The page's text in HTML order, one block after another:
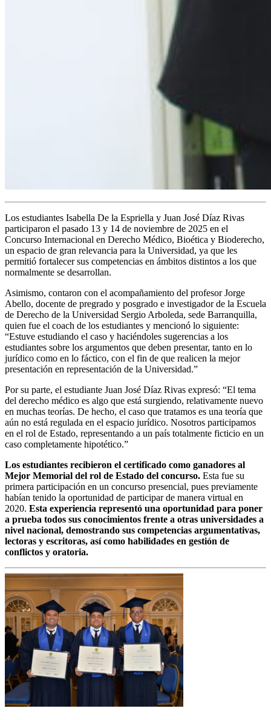
Los estudiantes Isabella De la Espriella y Juan José Díaz Rivas
participaron el pasado 13 y 14 de noviembre de 2025 en el
Concurso Internacional en Derecho Médico, Bioética y Bioderecho,
un espacio de gran relevancia para la Universidad, ya que les
permitió fortalecer sus competencias en ámbitos distintos a los que
normalmente se desarrollan.
Asimismo, contaron con el acompañamiento del profesor Jorge
Abello, docente de pregrado y posgrado e investigador de la Escuela
de Derecho de la Universidad Sergio Arboleda, sede Barranquilla,
quien fue el coach de los estudiantes y mencionó lo siguiente:
“Estuve estudiando el caso y haciéndoles sugerencias a los
estudiantes sobre los argumentos que deben presentar, tanto en lo
jurídico como en lo fáctico, con el fin de que realicen la mejor
presentación en representación de la Universidad.”
Por su parte, el estudiante Juan José Díaz Rivas expresó: “El tema
del derecho médico es algo que está surgiendo, relativamente nuevo
en muchas teorías. De hecho, el caso que tratamos es una teoría que
aún no está regulada en el espacio jurídico. Nosotros participamos
en el rol de Estado, representando a un país totalmente ficticio en un
caso completamente hipotético.”
Los estudiantes recibieron el certificado como ganadores al
Mejor Memorial del rol de Estado del concurso. Esta fue su
primera participación en un concurso presencial, pues previamente
habían tenido la oportunidad de participar de manera virtual en
2020. Esta experiencia representó una oportunidad para poner
a prueba todos sus conocimientos frente a otras universidades a
nivel nacional, demostrando sus competencias argumentativas,
lectoras y escritoras, así como habilidades en gestión de
conflictos y oratoria.